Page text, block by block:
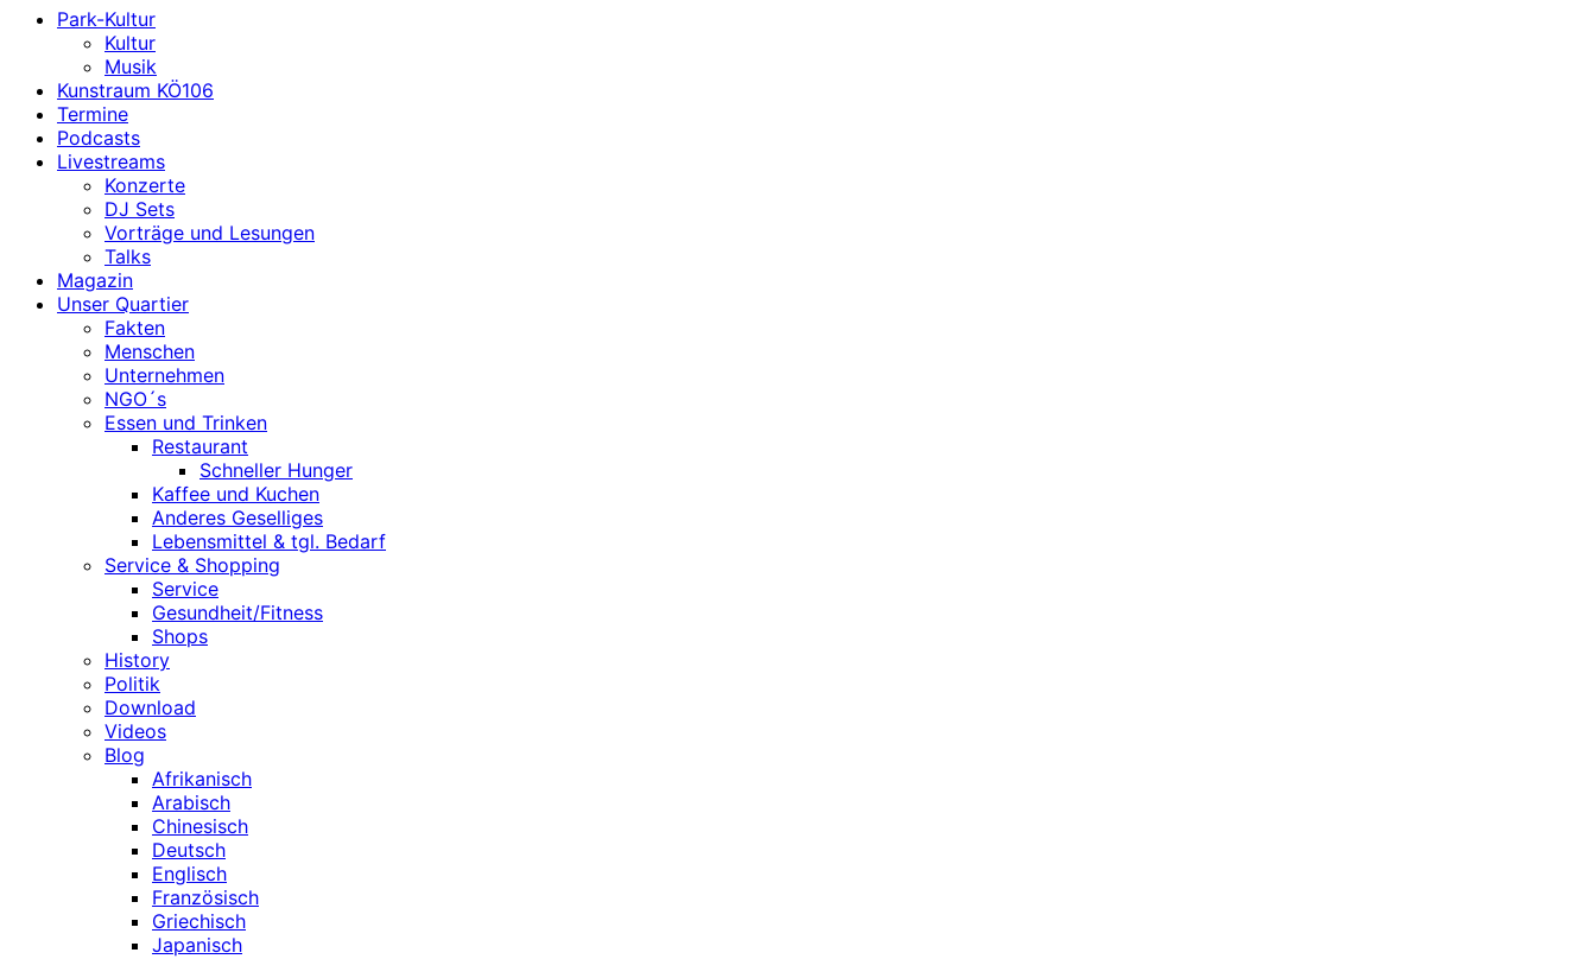
Park-Kultur
Kultur
Musik
Kunstraum KÖ106
Termine
Podcasts
Livestreams
Konzerte
DJ Sets
Vorträge und Lesungen
Talks
Magazin
Unser Quartier
Fakten
Menschen
Unternehmen
NGO´s
Essen und Trinken
Restaurant
Schneller Hunger
Kaffee und Kuchen
Anderes Geselliges
Lebensmittel & tgl. Bedarf
Service & Shopping
Service
Gesundheit/Fitness
Shops
History
Politik
Download
Videos
Blog
Afrikanisch
Arabisch
Chinesisch
Deutsch
Englisch
Französisch
Griechisch
Japanisch